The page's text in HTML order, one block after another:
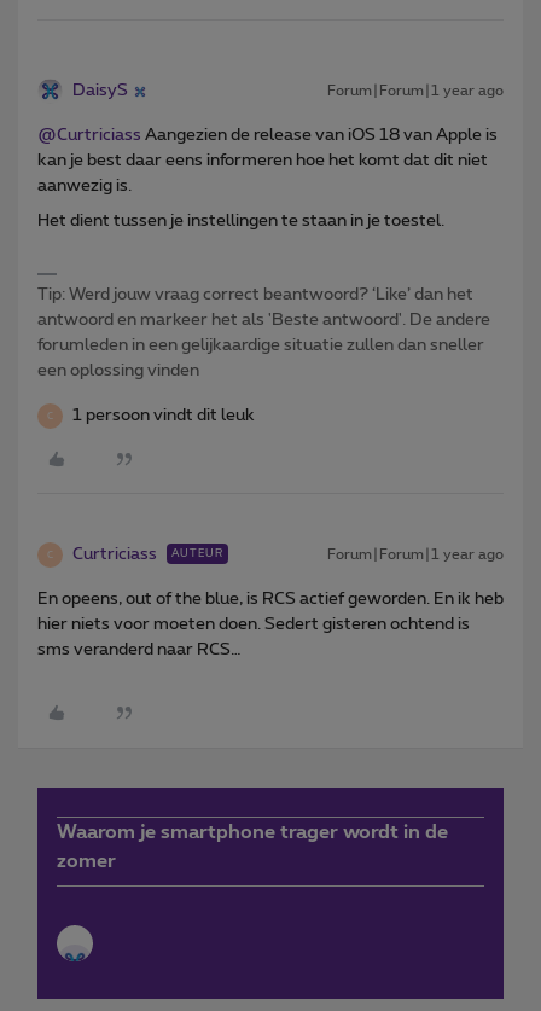
DaisyS Forum|Forum|1 year ago
@Curtriciass Aangezien de release van iOS 18 van Apple is
kan je best daar eens informeren hoe het komt dat dit niet
aanwezig is.
Het dient tussen je instellingen te staan in je toestel.
Tip: Werd jouw vraag correct beantwoord? ‘Like’ dan het
antwoord en markeer het als 'Beste antwoord'. De andere
forumleden in een gelijkaardige situatie zullen dan sneller
een oplossing vinden
C 1 persoon vindt dit leuk
C Curtriciass AUTEUR Forum|Forum|1 year ago
En opeens, out of the blue, is RCS actief geworden. En ik heb
hier niets voor moeten doen. Sedert gisteren ochtend is
sms veranderd naar RCS…
Waarom je smartphone trager wordt in de
zomer